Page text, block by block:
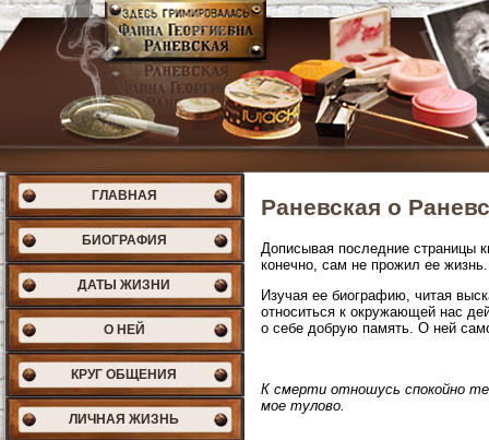
ГЛАВНАЯ
БИОГРАФИЯ
ДАТЫ ЖИЗНИ
О НЕЙ
КРУГ ОБЩЕНИЯ
ЛИЧНАЯ ЖИЗНЬ
Раневская о
Дописывая последние страницы
конечно, сам не прожил ее
Изучая ее биографию, читая
относиться к окружающей нас
о себе добрую память. О ней
К смерти отношусь спокойно
мое тулово.